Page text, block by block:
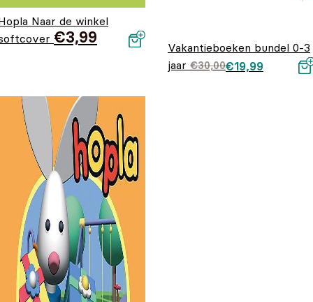
Naar de winkel
€3,99
Vakantieboeken bundel 0-3
jaar €30,00
Oorspronkelijke
€19,99
Huidige prijs is: